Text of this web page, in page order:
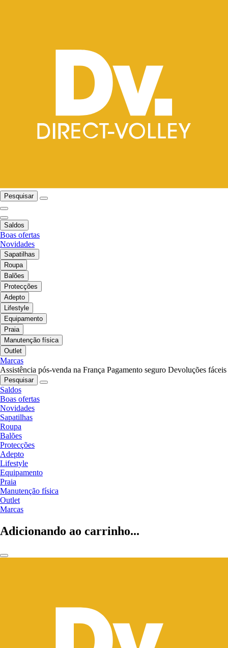
Pesquisar
Saldos
Boas ofertas
Novidades
Sapatilhas
Roupa
Balões
Protecções
Adepto
Lifestyle
Equipamento
Praia
Manutenção física
Outlet
Marcas
Assistência pós-venda na França Pagamento seguro Devoluções fáceis
Pesquisar
Saldos
Boas ofertas
Novidades
Sapatilhas
Roupa
Balões
Protecções
Adepto
Lifestyle
Equipamento
Praia
Manutenção física
Outlet
Marcas
Adicionando ao carrinho...